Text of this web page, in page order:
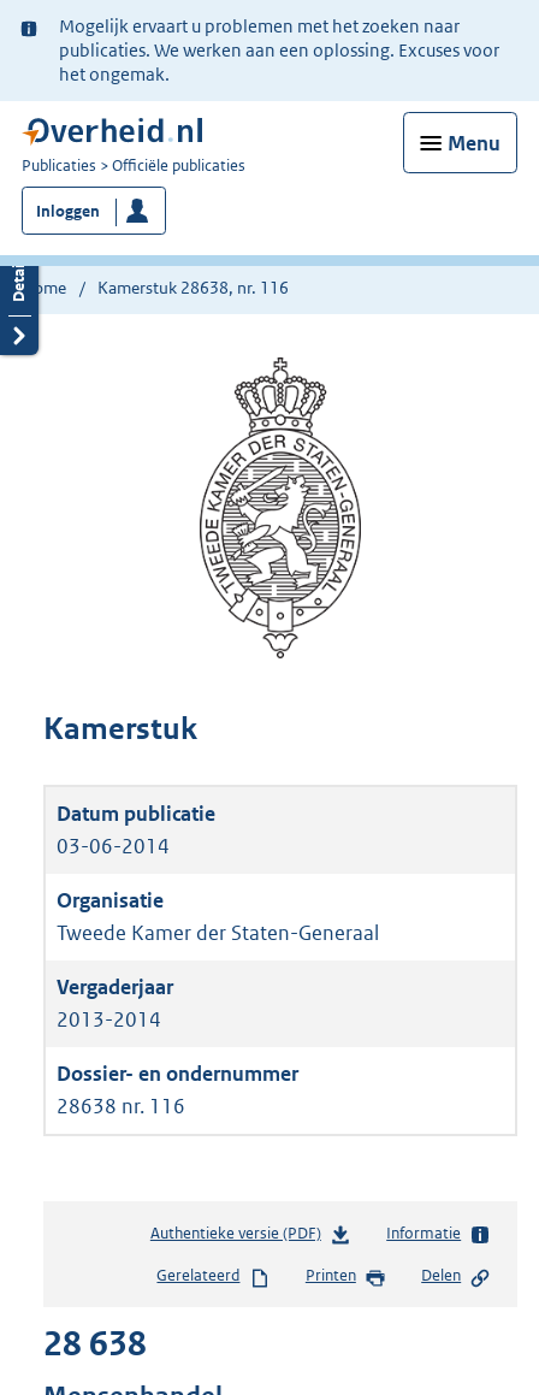
Ter
informatie:
Mogelijk ervaart u problemen met het zoeken naar
publicaties. We werken aan een oplossing. Excuses voor
het ongemak.
Menu
U
bent
nu
hier:
Publicaties Officiële publicaties
Inloggen
Home Kamerstuk 28638, nr. 116
Kamerstuk
03-06-2014
Tweede Kamer der Staten-Generaal
2013-2014
28638 nr. 116
Authentieke versie (PDF)b
s
Informatie
Gerelateerd Printen Delen
28 638